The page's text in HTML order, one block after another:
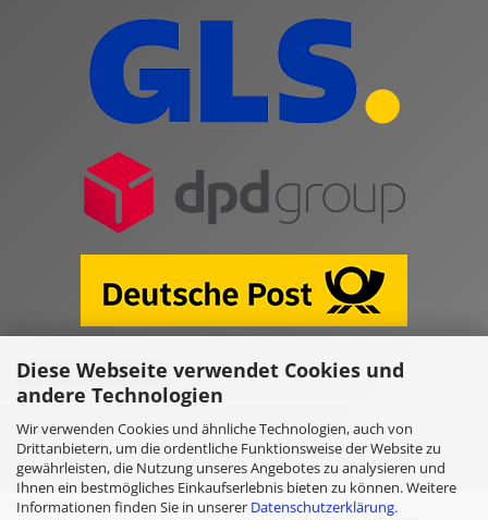
Diese Webseite verwendet Cookies und
andere Technologien
Wir verwenden Cookies und ähnliche Technologien, auch von
Drittanbietern, um die ordentliche Funktionsweise der Website zu
gewährleisten, die Nutzung unseres Angebotes zu analysieren und
Ihnen ein bestmögliches Einkaufserlebnis bieten zu können. Weitere
Informationen finden Sie in unserer Datenschutzerklärung.
Vertrag widerrufen
Online Shop erstellenmit Gambio.de © 2026
Selected top reviews for